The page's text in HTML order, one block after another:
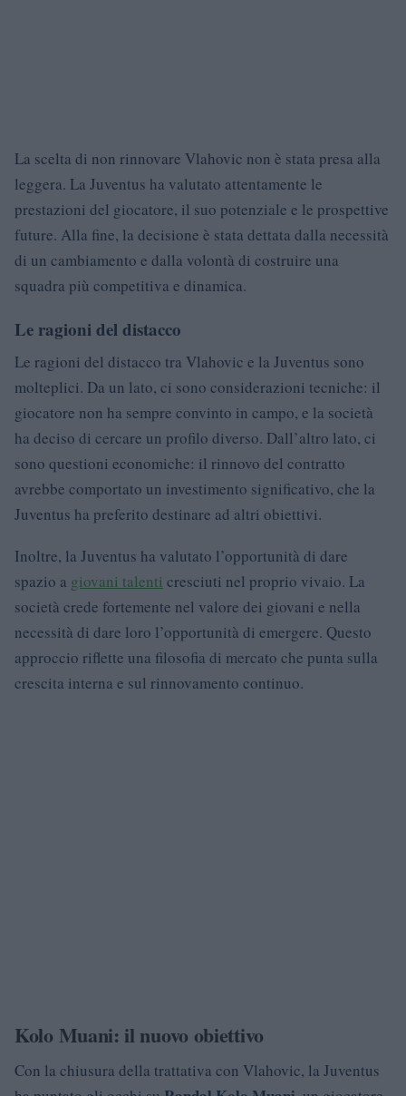
La scelta di non rinnovare Vlahovic non è stata presa alla
leggera. La Juventus ha valutato attentamente le
prestazioni del giocatore, il suo potenziale e le prospettive
future. Alla fine, la decisione è stata dettata dalla necessità
di un cambiamento e dalla volontà di costruire una
squadra più competitiva e dinamica.
Le ragioni del distacco
Le ragioni del distacco tra Vlahovic e la Juventus sono
molteplici. Da un lato, ci sono considerazioni tecniche: il
giocatore non ha sempre convinto in campo, e la società
ha deciso di cercare un profilo diverso. Dall’altro lato, ci
sono questioni economiche: il rinnovo del contratto
avrebbe comportato un investimento significativo, che la
Juventus ha preferito destinare ad altri obiettivi.
Inoltre, la Juventus ha valutato l’opportunità di dare
spazio a giovani talenti cresciuti nel proprio vivaio. La
società crede fortemente nel valore dei giovani e nella
necessità di dare loro l’opportunità di emergere. Questo
approccio riflette una filosofia di mercato che punta sulla
crescita interna e sul rinnovamento continuo.
Kolo Muani: il nuovo obiettivo
Con la chiusura della trattativa con Vlahovic, la Juventus